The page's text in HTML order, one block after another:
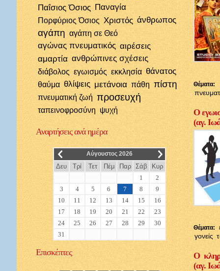
Παΐσιος Όσιος Παναγία
Πορφύριος Όσιος Χριστός άνθρωπος
αγάπη αγάπη σε Θεό
αγώνας πνευματικός αιρέσεις
αμαρτία ανθρώπινες σχέσεις
διάβολος εγωισμός εκκλησία θάνατος
θαύμα θλίψεις μετάνοια πάθη πίστη
πνευματική ζωή προσευχή
ταπεινοφροσύνη ψυχή
Αναρτήσειςανά ημέρα
__ Αύγουστος 2026 __
Δευ Τρί Τετ Πέμ Παρ Σάβ
Κυρ
1
2
3
4 5 6 7 8
9
10
11 12 13 14 15
16
17
18 19 20 21 22
23
24
25 26 27 28 29
30
31
Επισκέπτες
Θέματα:
Ο
(αγ.
Θέματα:
γονείς
Ο
(αγ.